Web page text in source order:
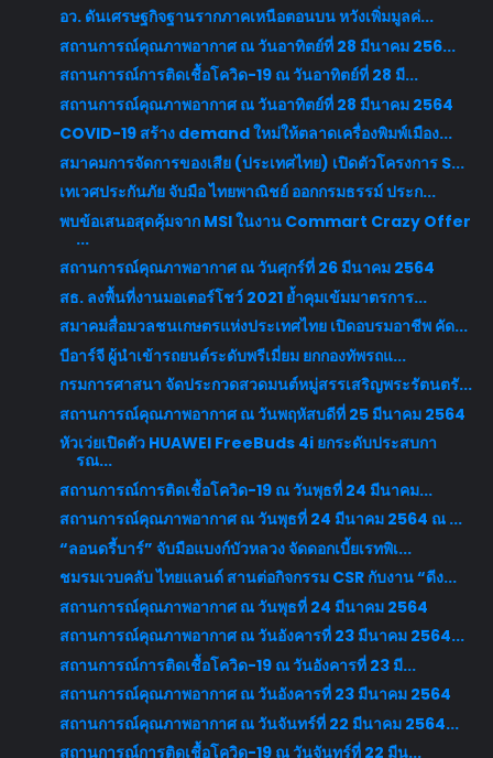
อว. ดันเศรษฐกิจฐานรากภาคเหนือตอนบน หวังเพิ่มมูลค่...
สถานการณ์คุณภาพอากาศ ณ วันอาทิตย์ที่ 28 มีนาคม 256...
สถานการณ์การติดเชื้อโควิด-19 ณ วันอาทิตย์ที่ 28 มี...
สถานการณ์คุณภาพอากาศ ณ วันอาทิตย์ที่ 28 มีนาคม 2564
COVID-19 สร้าง demand ใหม่ให้ตลาดเครื่องพิมพ์เมือง...
สมาคมการจัดการของเสีย (ประเทศไทย) เปิดตัวโครงการ S...
เทเวศประกันภัย จับมือ ไทยพาณิชย์ ออกกรมธรรม์ ประก...
พบข้อเสนอสุดคุ้มจาก MSI ในงาน Commart Crazy Offer
...
สถานการณ์คุณภาพอากาศ ณ วันศุกร์ที่ 26 มีนาคม 2564
สธ. ลงพื้นที่งานมอเตอร์โชว์ 2021 ย้ำคุมเข้มมาตรการ...
สมาคมสื่อมวลชนเกษตรแห่งประเทศไทย เปิดอบรมอาชีพ คัด...
บีอาร์จี ผู้นำเข้ารถยนต์ระดับพรีเมี่ยม ยกกองทัพรถแ...
กรมการศาสนา จัดประกวดสวดมนต์หมู่สรรเสริญพระรัตนตรั...
สถานการณ์คุณภาพอากาศ ณ วันพฤหัสบดีที่ 25 มีนาคม 2564
หัวเว่ยเปิดตัว HUAWEI FreeBuds 4i ยกระดับประสบกา
รณ...
สถานการณ์การติดเชื้อโควิด-19 ณ วันพุธที่ 24 มีนาคม...
สถานการณ์คุณภาพอากาศ ณ วันพุธที่ 24 มีนาคม 2564 ณ ...
“ลอนดรี้บาร์” จับมือแบงก์บัวหลวง จัดดอกเบี้ยเรทพิเ...
ชมรมเวบคลับ ไทยแลนด์ สานต่อกิจกรรม CSR กับงาน “ดีง...
สถานการณ์คุณภาพอากาศ ณ วันพุธที่ 24 มีนาคม 2564
สถานการณ์คุณภาพอากาศ ณ วันอังคารที่ 23 มีนาคม 2564...
สถานการณ์การติดเชื้อโควิด-19 ณ วันอังคารที่ 23 มี...
สถานการณ์คุณภาพอากาศ ณ วันอังคารที่ 23 มีนาคม 2564
สถานการณ์คุณภาพอากาศ ณ วันจันทร์ที่ 22 มีนาคม 2564...
สถานการณ์การติดเชื้อโควิด-19 ณ วันจันทร์ที่ 22 มีน...